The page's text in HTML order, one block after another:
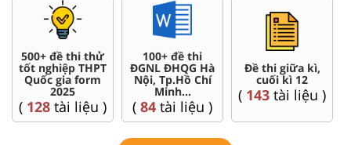
500+ đề thi thử
tốt nghiệp THPT
Quốc gia form
2025
( 128 tài liệu )
100+ đề thi
ĐGNL ĐHQG Hà
Nội, Tp.Hồ Chí
Minh...
( 84 tài liệu )
Đề thi giữa kì,
cuối kì 12
( 143 tài liệu )